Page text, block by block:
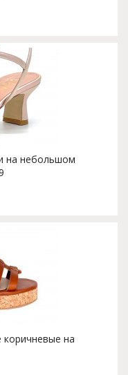
на небольшом
на